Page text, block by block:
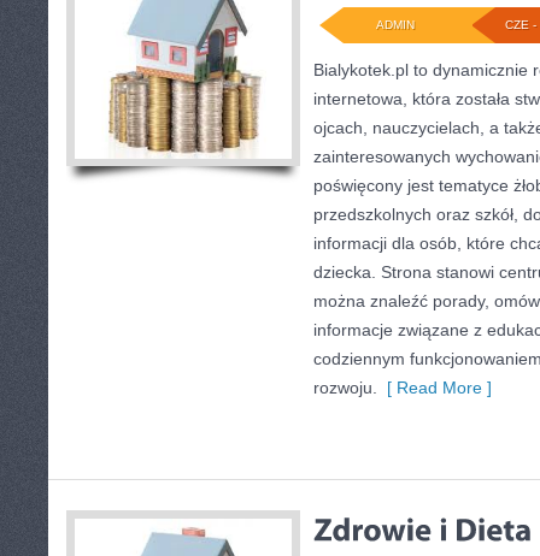
CZE -
ADMIN
Bialykotek.pl to dynamicznie
internetowa, która została
ojcach, nauczycielach, a
zainteresowanych
poświęcony jest tematyce
przedszkolnych oraz szkół,
informacji dla osób, które
dziecka. Strona stanowi
można znaleźć porady,
informacje związane z
codziennym
rozwoju.
[ Read More ]